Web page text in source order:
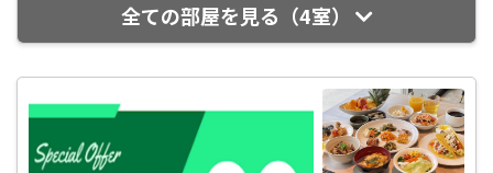
全ての部屋を見る（4室）